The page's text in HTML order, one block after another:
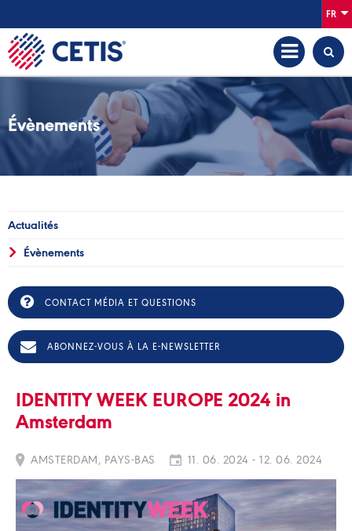
FR
Évènements
Actualités
Évènements
CONTACT MÉDIA ET QUESTIONS
ABONNEZ-VOUS À LA E-NEWSLETTER
IDENTITY WEEK EUROPE 2024 in
Amsterdam
AMSTERDAM, PAYS-BAS 11. 06. 2024 - 12. 06. 2024